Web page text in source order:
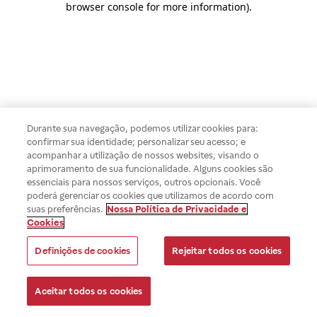
browser console for more information).
Durante sua navegação, podemos utilizar cookies para:
confirmar sua identidade; personalizar seu acesso; e
acompanhar a utilização de nossos websites, visando o
aprimoramento de sua funcionalidade. Alguns cookies são
essenciais para nossos serviços, outros opcionais. Você
poderá gerenciar os cookies que utilizamos de acordo com
suas preferências. Nossa Política de Privacidade e
Cookies
Definições de cookies Rejeitar todos os cookies
Aceitar todos os cookies